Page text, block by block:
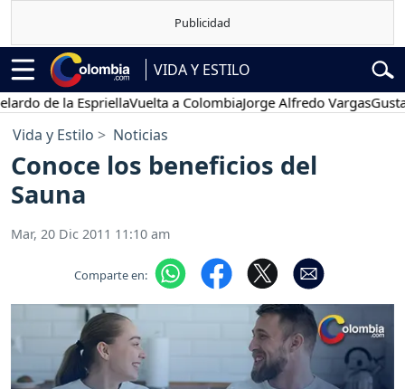
VIDA Y ESTILO
de la EspriellaVuelta a ColombiaJorge Alfredo VargasGustavo
Vida y Estilo Noticias
Conoce los beneficios del
Sauna
Mar, 20 Dic 2011 11:10 am
Comparte en: